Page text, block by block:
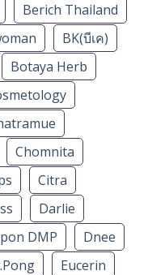
Berich Thailand
BK(บีเค)
Botaya Herb
Chomnita
Citra
Darlie
DMP
Dnee
Eucerin